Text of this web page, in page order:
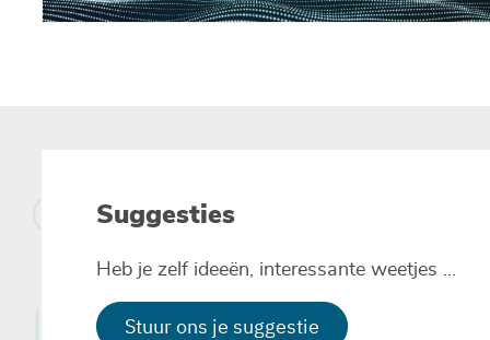
Suggesties
Heb je zelf ideeën, interessante weetjes ...
Stuur ons je suggestie